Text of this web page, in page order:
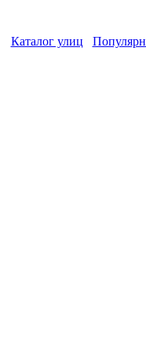
Каталог улиц